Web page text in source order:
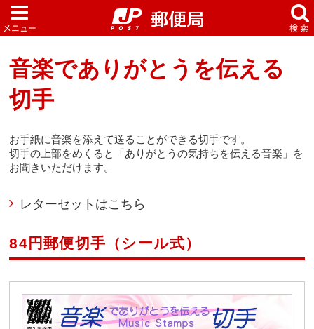
音楽でありがとうを伝える
切手
お手紙に音楽を添えて送ることができる切手です。
切手の上部をめくると「ありがとうの気持ちを伝える音楽」を
お聞きいただけます。
レターセットはこちら
84円郵便切手（シール式）